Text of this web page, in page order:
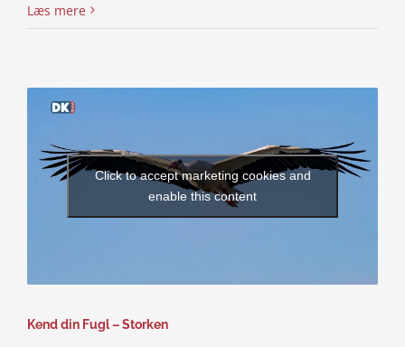
Læs mere
Click to accept marketing cookies and
enable this content
Kend din Fugl – Storken